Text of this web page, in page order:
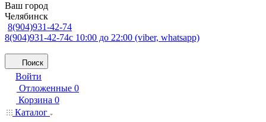
Ваш город
Челябинск
8(904)931-42-74
8(904)931-42-74с 10:00 до 22:00 (viber, whatsapp)
Поиск
Войти
Отложенные 0
Корзина 0
Каталог